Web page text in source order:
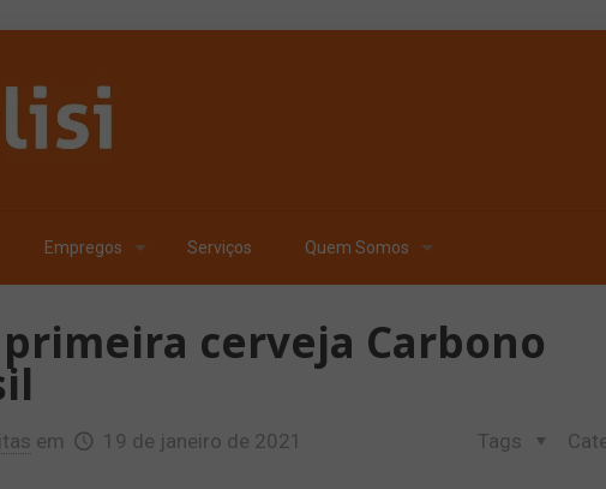
Empregos Serviços Quem Somos
cerveja Carbono
em 19 de janeiro de 2021 Tags